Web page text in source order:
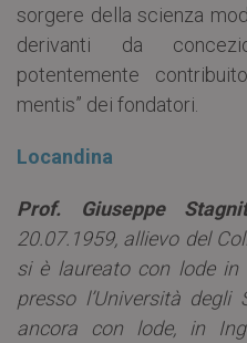
sorgere della scienza
derivanti da
potentemente
mentis” dei fondatori.
Locandina
Prof. Giuseppe
20.07.1959, allievo del
si è laureato con lode in
presso l’Università
ancora con lode, in